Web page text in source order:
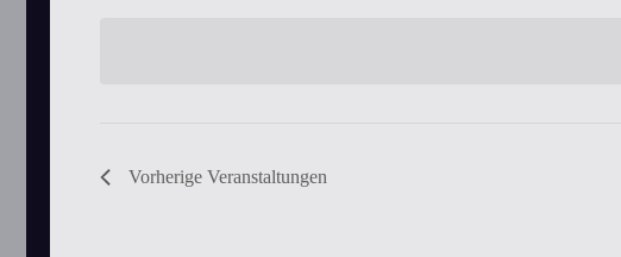
Vorherige Veranstaltungen